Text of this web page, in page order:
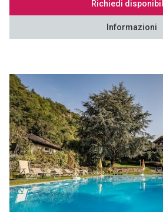
Richiedi
Informazioni